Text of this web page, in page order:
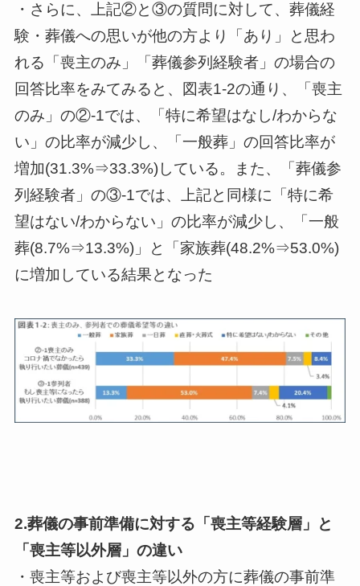
・さらに、上記②と③の質問に対して、葬儀経
験・葬儀への思いが他の方より「あり」と思わ
れる「喪主のみ」「葬儀参列経験者」の場合の
回答比率をみてみると、図表1-2の通り、「喪主
のみ」の②-1では、「特に希望はなし/わからな
い」の比率が減少し、「一般葬」の回答比率が
増加(31.3%⇒33.3%)している。また、「葬儀参
列経験者」の③-1では、上記と同様に「特に希
望はない/わからない」の比率が減少し、「一般
葬(8.7%⇒13.3%)」と「家族葬(48.2%⇒53.0%)
に増加している結果となった
2.葬儀の事前準備に対する「喪主等経験層」と
「喪主等以外層」の違い
・喪主等および喪主等以外の方に葬儀の事前準